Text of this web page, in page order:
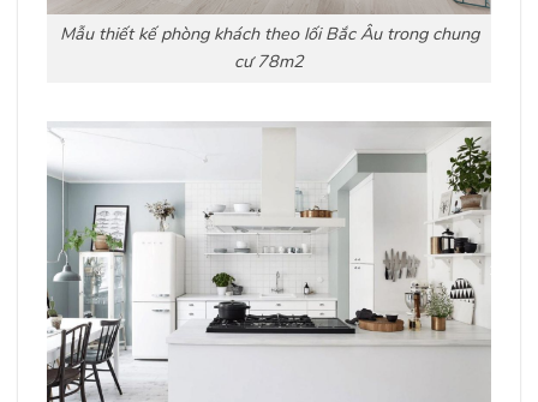
Mẫu thiết kế phòng khách theo lối Bắc Âu trong chung
cư 78m2